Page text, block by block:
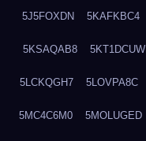
5J5FOXDN 5KAFKBC4
5KSAQAB8 5KT1DCUW
5LCKQGH7 5LOVPA8C
5MC4C6M0 5MOLUGED